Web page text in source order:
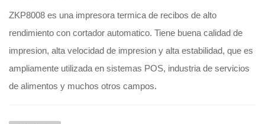
ZKP8008 es una impresora termica de recibos de alto
rendimiento con cortador automatico. Tiene buena calidad de
impresion, alta velocidad de impresion y alta estabilidad, que es
ampliamente utilizada en sistemas POS, industria de servicios
de alimentos y muchos otros campos.